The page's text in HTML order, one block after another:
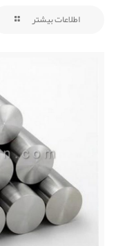
اطلاعات بیشتر